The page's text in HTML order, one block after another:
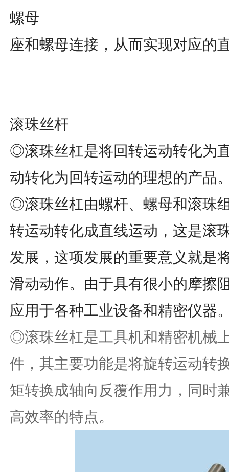
螺母
座和螺母连接，从而实现对应的
滚珠丝杆
◎滚珠丝杠是将回转运动转化为
动转化为回转运动的理想的产品
◎滚珠丝杠由螺杆、螺母和滚珠
转运动转化成直线运动，这是滚
发展，这项发展的重要意义就是
滑动动作。由于具有很小的摩擦
应用于各种工业设备和精密仪器
◎滚珠丝杠是工具机和精密机械
件，其主要功能是将旋转运动转
矩转换成轴向反覆作用力，同时
高效率的特点。